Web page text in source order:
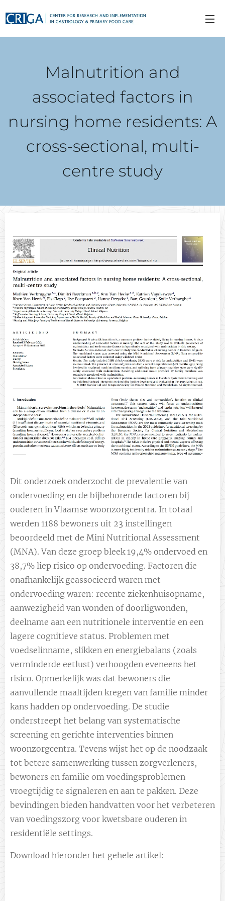
Malnutrition and
associated factors in
nursing home residents: A
cross-sectional, multi-
centre study
Dit onderzoek onderzocht de prevalentie van
ondervoeding en de bijbehorende factoren bij
ouderen in Vlaamse woonzorgcentra. In totaal
werden 1188 bewoners uit 23 instellingen
beoordeeld met de Mini Nutritional Assessment
(MNA). Van deze groep bleek 19,4% ondervoed en
38,7% liep risico op ondervoeding. Factoren die
onafhankelijk geassocieerd waren met
ondervoeding waren: recente ziekenhuisopname,
aanwezigheid van wonden of doorligwonden,
deelname aan een nutritionele interventie en een
lagere cognitieve status. Problemen met
voedselinname, slikken en energiebalans (zoals
verminderde eetlust) verhoogden eveneens het
risico. Opmerkelijk was dat bewoners die
aanvullende maaltijden kregen van familie minder
kans hadden op ondervoeding. De studie
onderstreept het belang van systematische
screening en gerichte interventies binnen
woonzorgcentra. Tevens wijst het op de noodzaak
tot betere samenwerking tussen zorgverleners,
bewoners en familie om voedingsproblemen
vroegtijdig te signaleren en aan te pakken. Deze
bevindingen bieden handvatten voor het verbeteren
van voedingszorg voor kwetsbare ouderen in
residentiële settings.
Download hieronder het gehele artikel: